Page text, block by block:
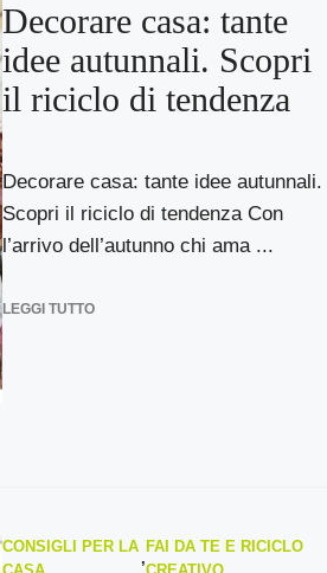
Decorare casa: tante
idee autunnali. Scopri
il riciclo di tendenza
Decorare casa: tante idee autunnali.
Scopri il riciclo di tendenza Con
l’arrivo dell’autunno chi ama ...
LEGGI TUTTO
CONSIGLI PER LA
,
FAI DA TE E RICICLO